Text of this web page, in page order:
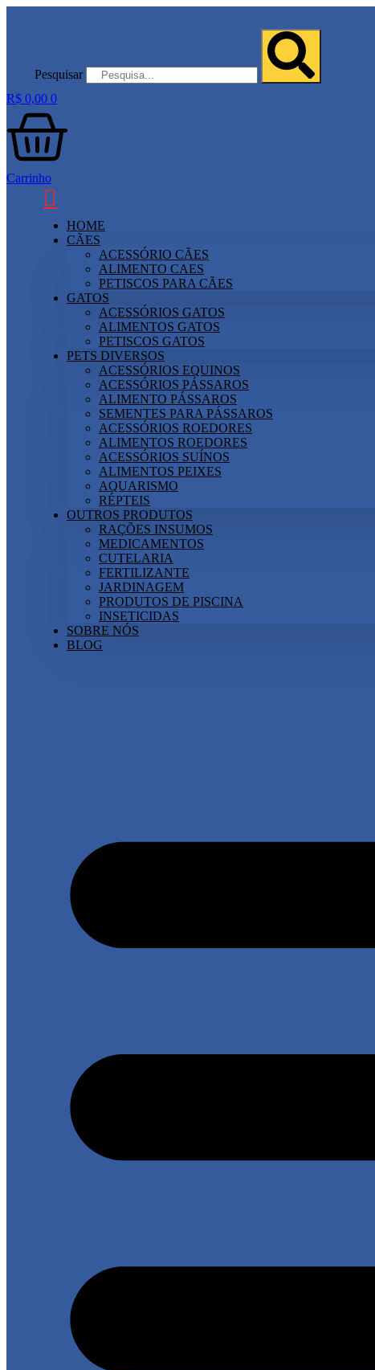
Pesquisar
R$ 0,00 0
Carrinho
HOME
CÃES
ACESSÓRIO CÃES
ALIMENTO CAES
PETISCOS PARA CÃES
GATOS
ACESSÓRIOS GATOS
ALIMENTOS GATOS
PETISCOS GATOS
PETS DIVERSOS
ACESSÓRIOS EQUINOS
ACESSÓRIOS PÁSSAROS
ALIMENTO PÁSSAROS
SEMENTES PARA PÁSSAROS
ACESSÓRIOS ROEDORES
ALIMENTOS ROEDORES
ACESSÓRIOS SUÍNOS
ALIMENTOS PEIXES
AQUARISMO
RÉPTEIS
OUTROS PRODUTOS
RAÇÕES INSUMOS
MEDICAMENTOS
CUTELARIA
FERTILIZANTE
JARDINAGEM
PRODUTOS DE PISCINA
INSETICIDAS
SOBRE NÓS
BLOG